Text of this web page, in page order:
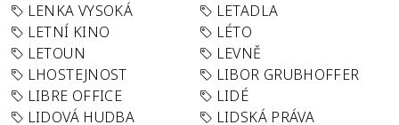
LENKA VYSOKÁ
LETADLA
LETNÍ KINO
LÉTO
LETOUN
LEVNĚ
LHOSTEJNOST
LIBOR GRUBHOFFER
LIBRE OFFICE
LIDÉ
LIDOVÁ HUDBA
LIDSKÁ PRÁVA